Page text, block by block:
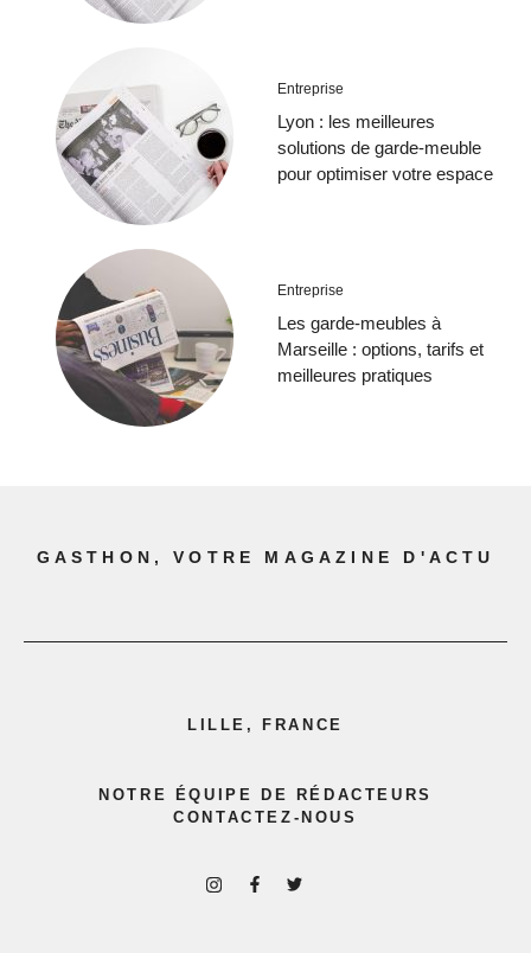
Entreprise
Lyon : les meilleures
solutions de garde-meuble
pour optimiser votre espace
Entreprise
Les garde-meubles à
Marseille : options, tarifs et
meilleures pratiques
GASTHON, VOTRE MAGAZINE D'ACTU
LILLE, FRANCE
NOTRE ÉQUIPE DE RÉDACTEURS
CONTACTEZ-NOUS